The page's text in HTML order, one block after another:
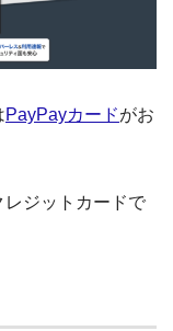
PayPayカードがお
レジットカードで